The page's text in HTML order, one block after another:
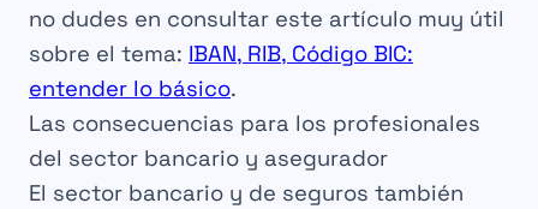
no dudes en consultar este artículo muy útil
sobre el tema: IBAN, RIB, Código BIC:
entender lo básico.
Las consecuencias para los profesionales
del sector bancario y asegurador
El sector bancario y de seguros también